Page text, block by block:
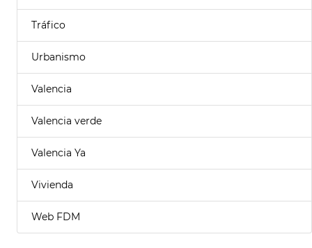
Tráfico
Urbanismo
Valencia
Valencia verde
Valencia Ya
Vivienda
Web FDM